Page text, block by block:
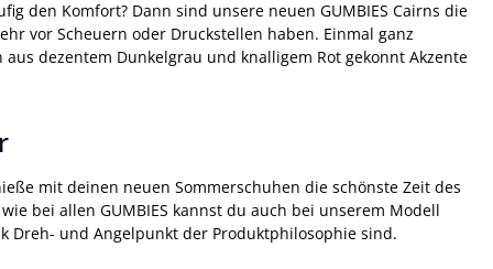
den Komfort? Dann sind unsere neuen GUMBIES Cairns die
vor Scheuern oder Druckstellen haben. Einmal ganz
dezentem Dunkelgrau und knalligem Rot gekonnt Akzente
mit deinen neuen Sommerschuhen die schönste Zeit des
bei allen GUMBIES kannst du auch bei unserem Modell
Dreh- und Angelpunkt der Produktphilosophie sind.